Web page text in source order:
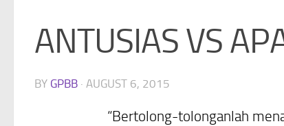
ANTUSIAS VS
BY GPBB · AUGUST 6, 2015
“Bertolong-tolonganlah